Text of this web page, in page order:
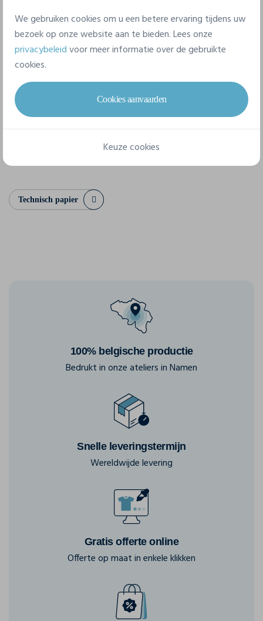
100% coton (Heather Grey: 90% coton / 10% viscose),
(Charcoal: 60% coton / 40% polyester)
9 beschikbare maten
5XL
Technisch papier
100% belgische productie
Bedrukt in onze ateliers in Namen
Snelle leveringstermijn
Wereldwijde levering
Gratis offerte online
Offerte op maat in enkele klikken
We gebruiken cookies om u een betere ervaring tijdens uw
bezoek op onze website aan te bieden. Lees onze
privacybeleidvoor meer informatie over de gebruikte
cookies.
Cookies aanvaarden
Keuze cookies